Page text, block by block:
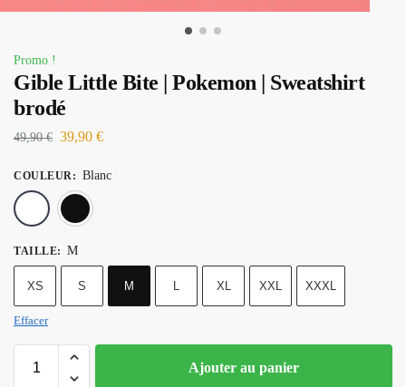
Promo !
Gible Little Bite | Pokemon | Sweatshirt
brodé
49,90€ 39,90 €
COULEUR : Blanc
TAILLE: M
XS S M L XL XXL XXXL
Effacer
Ajouter au panier